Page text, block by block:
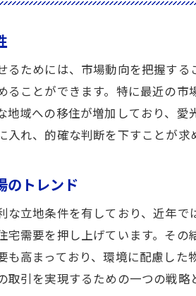
価格設定に役立
市場価値を正確
愛光町における
価格交渉を成功
地域特性が不動
愛光町の教育機
地域の歴史と文
愛光町における
ためには、市場動向を把握す
ることができます。特に最近の
地域への移住が増加しており、
れ、的確な判断を下すことが求
のトレンド
立地条件を有しており、近年
宅需要を押し上げています。そ
も高まっており、環境に配慮し
引を実現するための一つの戦略